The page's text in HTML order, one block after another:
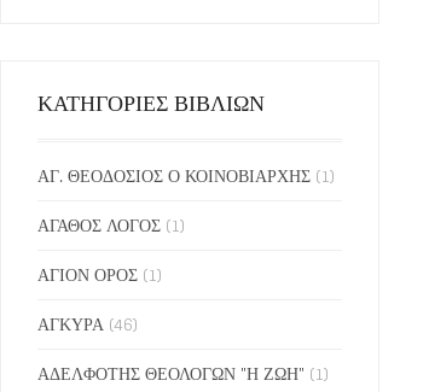
ΚΑΤΗΓΟΡΙΕΣ ΒΙΒΛΙΩΝ
ΑΓ. ΘΕΟΔΟΣΙΟΣ Ο ΚΟΙΝΟΒΙΑΡΧΗΣ (1)
ΑΓΑΘΟΣ ΛΟΓΟΣ (1)
ΑΓΙΟΝ ΟΡΟΣ (1)
ΑΓΚΥΡΑ (46)
ΑΔΕΛΦΟΤΗΣ ΘΕΟΛΟΓΩΝ "Η ΖΩΗ" (1)